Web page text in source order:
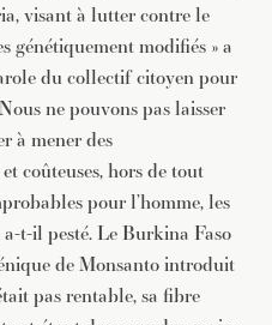
visant à lutter contre le
génétiquement modifiés » a
du collectif citoyen pour
ne pouvons pas laisser
à mener des
coûteuses, hors de tout
pour l’homme, les
t-il pesté. Le Burkina Faso
de Monsanto introduit
pas rentable, sa fibre